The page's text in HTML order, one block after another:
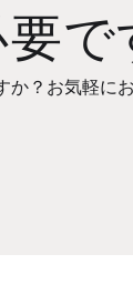
で
か？お気軽に